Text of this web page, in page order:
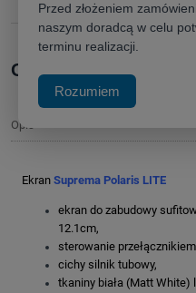
Opis produktu
Opis
Ekran Suprema Polaris LITE
ekran do zabudowy
12.1cm,
sterowanie
cichy silnik tubowy,
tkaniny biała (Matt White)
Przed złożeniem
naszym doradcą w celu
terminu realizacji.
Rozumiem